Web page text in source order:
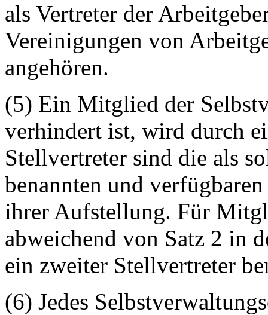
als Vertreter der
Vereinigungen von
angehören.
(5) Ein Mitglied der
verhindert ist, wird durch
Stellvertreter sind die als
benannten und
ihrer Aufstellung. Für
abweichend von Satz 2 in
ein zweiter Stellvertreter
(6) Jedes